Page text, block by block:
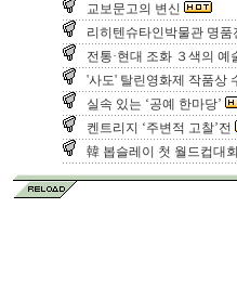
교보문고의 변신
리히텐슈타인박물관 명품
전통·현대 조화 ３색의 예
'사도' 탈린영화제 작품상
실속 있는 ‘공예 한마당’
켄트리지 ‘주변적 고찰’전
韓 봅슬레이 첫 월드컵대